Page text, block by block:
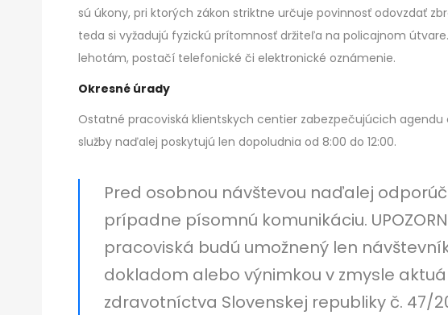
sú úkony, pri ktorých zákon striktne určuje povinnosť odovzdať
teda si vyžadujú fyzickú prítomnosť držiteľa na policajnom
lehotám, postačí telefonické či elektronické oznámenie.
Okresné úrady
Ostatné pracoviská klientskych centier zabezpečujúcich
služby naďalej poskytujú len dopoludnia od 8:00 do 12:00.
Pred osobnou návštevou naďalej
prípadne písomnú komunikáciu.
pracoviská budú umožnený len
dokladom alebo výnimkou v zmysle
zdravotníctva Slovenskej republiky č. 47/